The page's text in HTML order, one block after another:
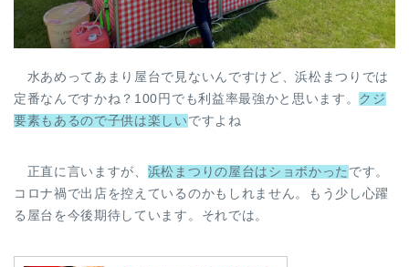
水あめってあまり屋台で見ないんですけど、浜松まつりでは
定番なんですかね？100円でも利益率最強かと思います。
クジ
要素もあるので子供は楽しい ですよね
正直に言いますが、 浜松まつりの屋台はショボかった です。
コロナ禍で出店を控えているのかもしれません。もう少し心躍
る屋台を今後期待しています。それでは。